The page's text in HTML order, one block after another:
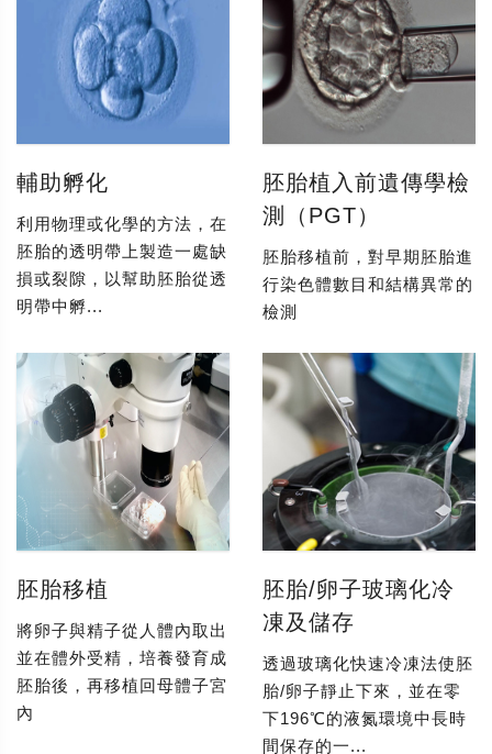
輔助孵化
利用物理或化學的方法，在
胚胎的透明帶上製造一處缺
損或裂隙，以幫助胚胎從透
明帶中孵...
胚胎植入前遺傳學檢
測（PGT）
胚胎移植前，對早期胚胎進
行染色體數目和結構異常的
檢測
胚胎移植
將卵子與精子從人體內取出
並在體外受精，培養發育成
胚胎後，再移植回母體子宮
內
胚胎/卵子玻璃化冷
凍及儲存
透過玻璃化快速冷凍法使胚
胎/卵子靜止下來，並在零
下196℃的液氮環境中長時
間保存的一...